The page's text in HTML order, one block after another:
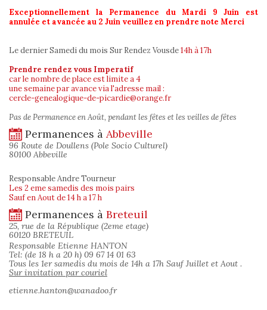
Exceptionnellement la Permanence du Mardi 9 Juin est
annulée et avancée au 2 Juin veuillez en prendre note Merci
Le dernier Samedi du mois Sur Rendez Vousde14h à 17h
Prendre rendez vous Imperatif
car le nombre de place est limite a 4
une semaine par avance via l'adresse mail :
cercle-genealogique-de-picardie@orange.fr
Pas de Permanence en Août, pendant les fêtes et les veilles de fêtes
Permanences à Abbeville
96 Route de Doullens (Pole Socio Culturel)
80100 Abbeville
Responsable Andre Tourneur
Les 2 eme samedis des mois pairs
Sauf en Aout de 14 h a 17 h
Permanences à Breteuil
25, rue de la République (2eme etage)
60120 BRETEUIL
Responsable Etienne HANTON
Tel: (de 18 h a 20 h) 09 67 14 01 63
Tous les 1er samedis du mois de 14h a 17h Sauf Juillet et Aout .
Sur invitation par couriel
etienne.hanton@wanadoo.fr